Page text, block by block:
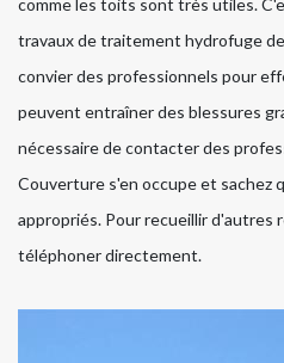
comme les toits sont très utiles.
travaux de traitement hydrofuge
convier des professionnels pour
peuvent entraîner des blessures
nécessaire de contacter des
Couverture s'en occupe et sachez
appropriés. Pour recueillir d'autres
téléphoner directement.